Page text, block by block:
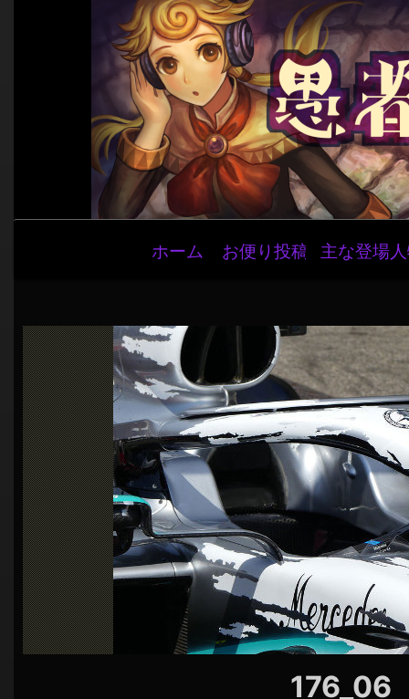
ビ
ゲ
ー
シ
ョ
ン
ホーム お便り投稿 主な登場
176_06